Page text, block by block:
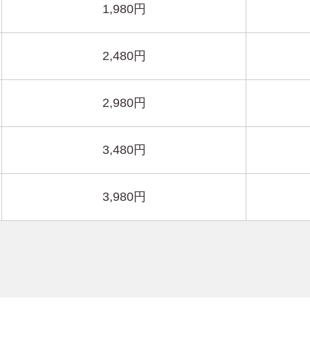
1,980円
2,480円
2,980円
3,480円
3,980円